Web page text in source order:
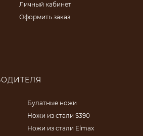
Личный кабинет
Оформить заказ
Булатные ножи
Ножи из стали S390
Ножи из стали Elmax